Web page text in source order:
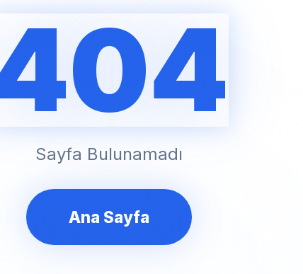
Sayfa Bulunamadı
Ana Sayfa